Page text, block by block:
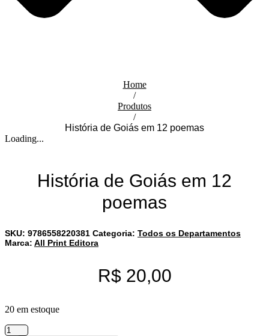
Home
/
Produtos
/
História de Goiás em 12 poemas
Loading...
História de Goiás em 12
poemas
SKU: 9786558220381 Categoria: Todos os Departamentos
Marca: All Print Editora
R$20,00
20 em estoque
História